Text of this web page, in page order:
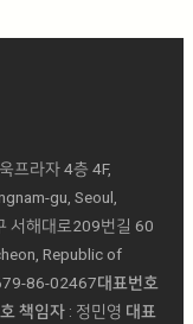
프라자 4층 4F,
gu, Seoul,
서해대로209번길 60
Republic of
86-02467ㅤ대표번호
책임자 : 정민영 ㅤ 대표